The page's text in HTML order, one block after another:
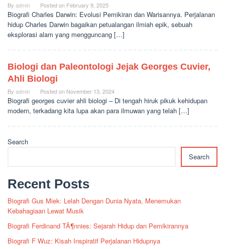
By admin Posted on February 9, 2025
Biografi Charles Darwin: Evolusi Pemikiran dan Warisannya. Perjalanan
hidup Charles Darwin bagaikan petualangan ilmiah epik, sebuah
eksplorasi alam yang mengguncang […]
Biologi dan Paleontologi Jejak Georges Cuvier,
Ahli Biologi
By admin Posted on November 13, 2024
Biografi georges cuvier ahli biologi – Di tengah hiruk pikuk kehidupan
modern, terkadang kita lupa akan para ilmuwan yang telah […]
Search
Search
Recent Posts
Biografi Gus Miek: Lelah Dengan Dunia Nyata, Menemukan
Kebahagiaan Lewat Musik
Biografi Ferdinand TÃ¶nnies: Sejarah Hidup dan Pemikirannya
Biografi F Wuz: Kisah Inspiratif Perjalanan Hidupnya